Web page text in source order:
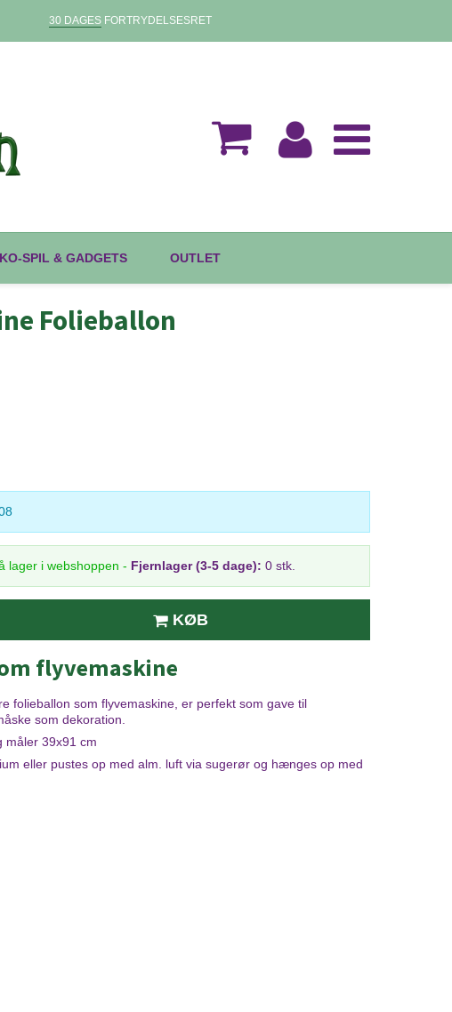
30 DAGESFORTRYDELSESRET
SPIL & GADGETS OUTLET
Folieballon
lager i webshoppen - Fjernlager (3-5 dage): 0 stk.
KØB
flyvemaskine
folieballon som flyvemaskine, er perfekt som gave til
som dekoration.
måler 39x91 cm
eller pustes op med alm. luft via sugerør og hænges op med